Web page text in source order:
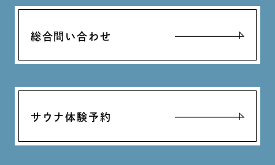
総合問い合わせ
サウナ体験予約